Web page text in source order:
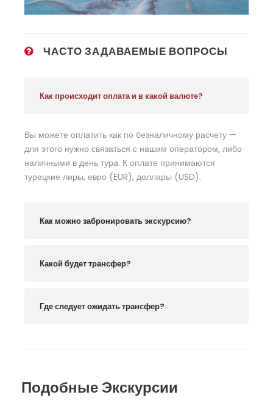
ЧАСТО ЗАДАВАЕМЫЕ ВОПРОСЫ
Как происходит оплата и в какой валюте?
Вы можете оплатить как по безналичному расчету —
для этого нужно связаться с нашим оператором, либо
наличными в день тура. К оплате принимаются
турецкие лиры, евро (EUR), доллары (USD).
Как можно забронировать экскурсию?
Какой будет трансфер?
Где следует ожидать трансфер?
Подобные Экскурсии